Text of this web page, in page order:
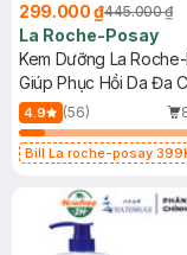
299.000 ₫445.000 ₫
La Roche-Posay
Kem Dưỡng La
Giúp Phục Hồi Da Đa
Dụng 40ml
4.9 (56)
Bill La roche-posay
(SL có hạn)